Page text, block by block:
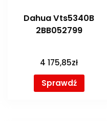
Dahua Vts5340B
2BB052799
4 175,85zł
Sprawdź